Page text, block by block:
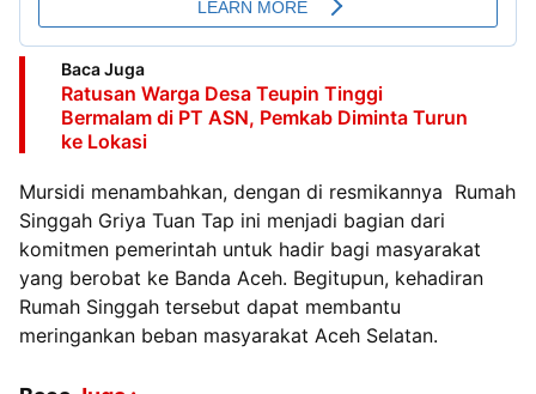
Baca Juga
Ratusan Warga Desa Teupin Tinggi
Bermalam di PT ASN, Pemkab Diminta Turun
ke Lokasi
Mursidi menambahkan, dengan di resmikannya Rumah
Singgah Griya Tuan Tap ini menjadi bagian dari
komitmen pemerintah untuk hadir bagi masyarakat
yang berobat ke Banda Aceh. Begitupun, kehadiran
Rumah Singgah tersebut dapat membantu
meringankan beban masyarakat Aceh Selatan.